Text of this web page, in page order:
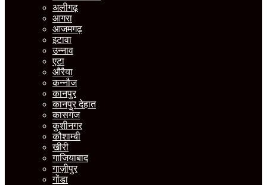
अलीगढ़
आगरा
आजमगढ़
इटावा
उन्नाव
एटा
औरैया
कन्नौज
कानपुर
कानपुर देहात
कासगंज
कुशीनगर
कौशाम्बी
खीरी
गाजियाबाद
गाज़ीपुर
गोंडा